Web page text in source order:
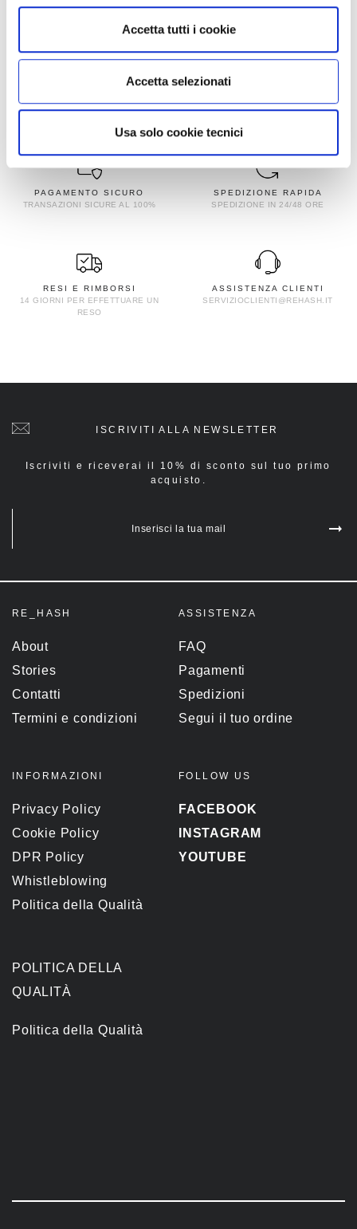
Accetta tutti i cookie
Accetta selezionati
Usa solo cookie tecnici
PAGAMENTO SICURO
TRANSAZIONI SICURE AL 100%
SPEDIZIONE RAPIDA
SPEDIZIONE IN 24/48 ORE
RESI E RIMBORSI
14 GIORNI PER EFFETTUARE UN
RESO
ASSISTENZA CLIENTI
SERVIZIOCLIENTI@REHASH.IT
ISCRIVITI ALLA NEWSLETTER
Iscriviti e riceverai il 10% di sconto sul tuo primo
acquisto.
Inserisci la tua mail
RE_HASH
About
Stories
Contatti
Termini e condizioni
ASSISTENZA
FAQ
Pagamenti
Spedizioni
Segui il tuo ordine
INFORMAZIONI
Privacy Policy
Cookie Policy
DPR Policy
Whistleblowing
Politica della Qualità
FOLLOW US
FACEBOOK
INSTAGRAM
YOUTUBE
POLITICA DELLA
QUALITÀ
Politica della Qualità